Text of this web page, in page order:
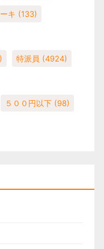
キ (133)
特派員 (4924)
５００円以下 (98)